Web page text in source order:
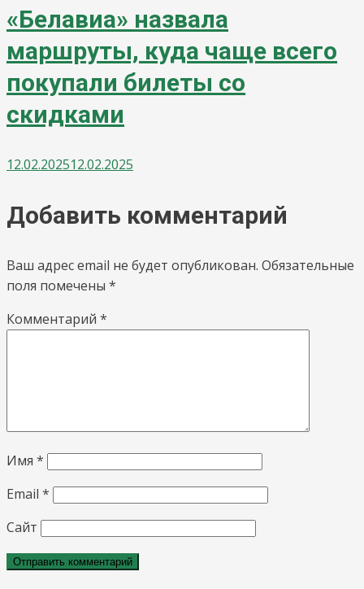
«Белавиа» назвала
маршруты, куда чаще всего
покупали билеты со
скидками
12.02.202512.02.2025
Добавить комментарий
Ваш адрес email не будет опубликован. Обязательные
поля помечены *
Комментарий *
Имя *
Email *
Сайт